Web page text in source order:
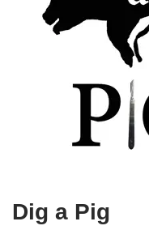
Dig a Pig